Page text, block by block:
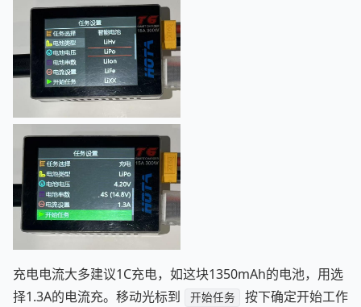
充电电流大多建议1C充电，如这块1350mAh的电池，用选
择1.3A的电流充。移动光标到
开始任务
按下确定开始工作